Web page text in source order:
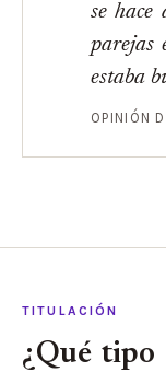
se hace
parejas
estaba
OPINIÓN
TITULACIÓN
¿Qué tipo